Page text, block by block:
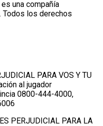
una compañía
Todos los derechos
PARA VOS Y TU
al jugador
0800-444-4000,
PERJUDICIAL PARA LA